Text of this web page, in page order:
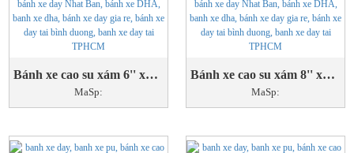
Bánh xe cao su xám 6'' xoay
MaSp:
Bánh xe cao su xám 8'' xoay
MaSp: